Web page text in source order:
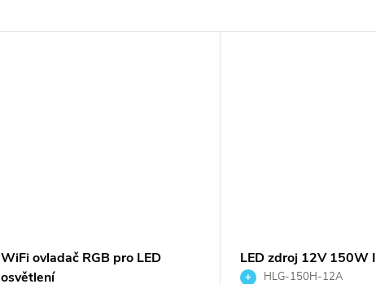
WiFi ovladač RGB pro LED
osvětlení
LED zdroj 12V 150W
Well - HLG-150H-12A
HLG-150H-12A